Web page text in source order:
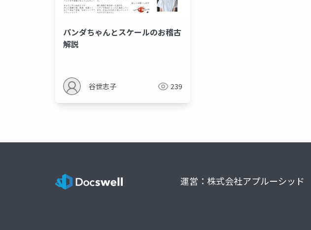
パンダちゃんとスケールのお稽古
解説
谷世志子 239
運営：株式会社アプルーシッド